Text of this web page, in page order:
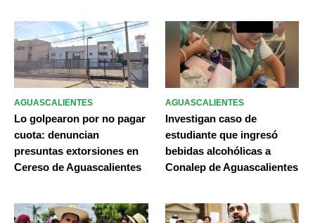
AGUASCALIENTES
Lo golpearon por no pagar
cuota: denuncian
presuntas extorsiones en
Cereso de Aguascalientes
AGUASCALIENTES
Investigan caso de
estudiante que ingresó
bebidas alcohólicas a
Conalep de Aguascalientes